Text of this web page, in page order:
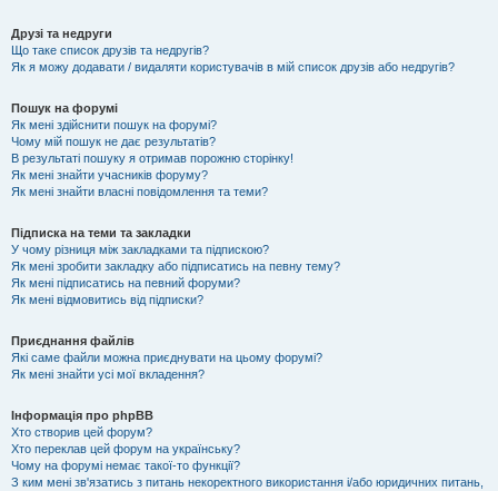
Друзі та недруги
Що таке список друзів та недругів?
Як я можу додавати / видаляти користувачів в мій список друзів або недругів?
Пошук на форумі
Як мені здійснити пошук на форумі?
Чому мій пошук не дає результатів?
В результаті пошуку я отримав порожню сторінку!
Як мені знайти учасників форуму?
Як мені знайти власні повідомлення та теми?
Підписка на теми та закладки
У чому різниця між закладками та підпискою?
Як мені зробити закладку або підписатись на певну тему?
Як мені підписатись на певний форуми?
Як мені відмовитись від підписки?
Приєднання файлів
Які саме файли можна приєднувати на цьому форумі?
Як мені знайти усі мої вкладення?
Інформація про phpBB
Хто створив цей форум?
Хто переклав цей форум на українську?
Чому на форумі немає такої-то функції?
З ким мені зв'язатись з питань некоректного використання і/або юридичних питань,